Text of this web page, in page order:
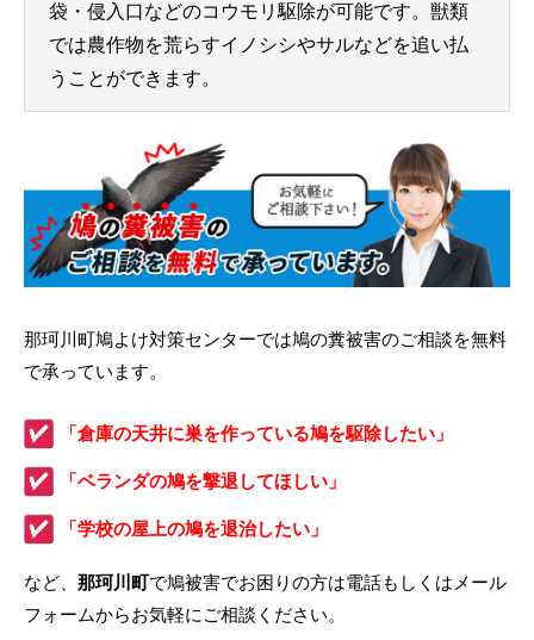
袋・侵入口などのコウモリ駆除が可能です。獣類
では農作物を荒らすイノシシやサルなどを追い払
うことができます。
那珂川町鳩よけ対策センターでは鳩の糞被害のご相談を無料
で承っています。
「倉庫の天井に巣を作っている鳩を駆除したい」
「ベランダの鳩を撃退してほしい」
「学校の屋上の鳩を退治したい」
など、 那珂川町で鳩被害でお困りの方は電話もしくはメール
フォームからお気軽にご相談ください。